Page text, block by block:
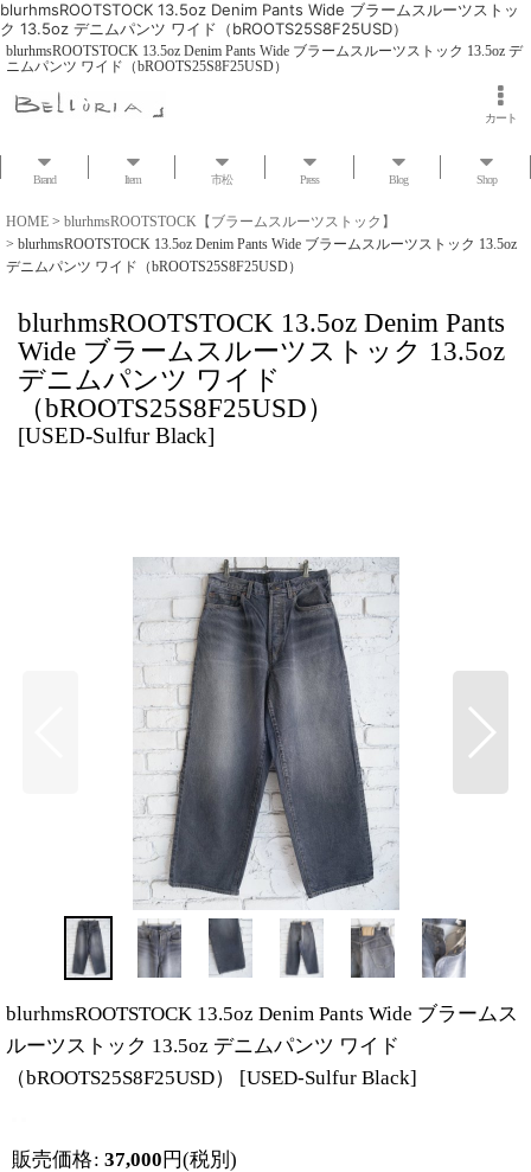
blurhmsROOTSTOCK 13.5oz Denim Pants Wide ブラームスルーツストッ
ク 13.5oz デニムパンツ ワイド（bROOTS25S8F25USD）
blurhmsROOTSTOCK 13.5oz Denim Pants Wide ブラームスルーツストック 13.5oz デ
ニムパンツ ワイド（bROOTS25S8F25USD）
カート
Brand Item 市松 Press Blog Shop
HOME > blurhmsROOTSTOCK【ブラームスルーツストック】
> blurhmsROOTSTOCK 13.5oz Denim Pants Wide ブラームスルーツストック 13.5oz
デニムパンツ ワイド（bROOTS25S8F25USD）
blurhmsROOTSTOCK 13.5oz Denim Pants
Wide ブラームスルーツストック 13.5oz
デニムパンツ ワイド
（bROOTS25S8F25USD）
[USED-Sulfur Black]
blurhmsROOTSTOCK 13.5oz Denim Pants Wide ブラームス
ルーツストック 13.5oz デニムパンツ ワイド
（bROOTS25S8F25USD）
[USED-Sulfur Black]
販売価格: 37,000 円(税別)